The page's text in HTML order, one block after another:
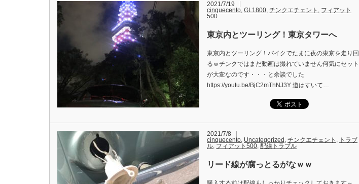
2021/7/19
cinquecento, GL1800, チンクエチェント , フィアット
500
東京内とツーリング！東京タワーへ
東京内とツーリング！バイクでたまに夜の東京を走り回
るｗチンクではまだ動画は撮れていません何気にセット
が大変なのです・・・と余談でした
https://youtu.be/BjC2mThNJ3Y 道はすいて…
2021/7/8
cinquecento, Uncategorized , チンクエチェント , トラブ
ル, フィアット500, 配線トラブル
リード線が腐っとるがなｗｗ